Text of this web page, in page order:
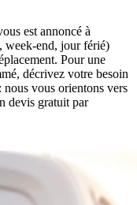
est annoncé à
week-end, jour férié)
Pour une
décrivez votre besoin
: nous vous orientons vers
devis gratuit par